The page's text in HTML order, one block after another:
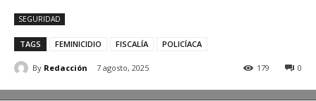
SEGURIDAD
TAGS FEMINICIDIO FISCALÍA POLICÍACA
By Redacción 7 agosto, 2025 0
179